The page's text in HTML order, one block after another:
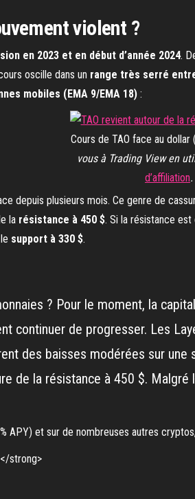
violent ?
en 2023 et en début d’année 2024.
oscille dans un range très serré
mobiles (EMA 9/EMA 18) :
Cours de TAO face au dollar
vous à Trading View en
d’affiliation.
depuis plusieurs mois. Ce genre de
la résistance à 450 $. Si la résistance
support à 330 $.
? Pour le moment, la
continuer de progresser. Les
des baisses modérées sur
de la résistance à 450 $. Malgré
APY) et sur de nombreuses autres